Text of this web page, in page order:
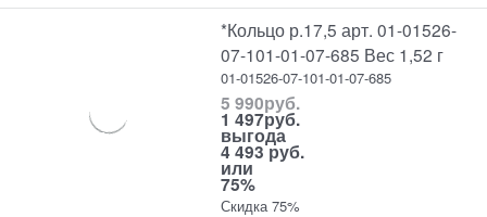
*Кольцо р.17,5 арт. 01-01526-
07-101-01-07-685 Вес 1,52 г
01-01526-07-101-01-07-685
5 990руб.
1 497руб.
выгода
4 493 руб.
или
75%
Скидка 75%